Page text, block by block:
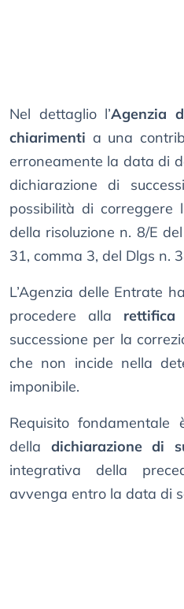
Nel dettaglio l’Agenzia
chiarimenti a una
erroneamente la data di
dichiarazione di
possibilità di correggere
della risoluzione n. 8/E
31, comma 3, del Dlgs n.
L’Agenzia delle Entrate
procedere alla rettifica
successione per la
che non incide nella
imponibile.
Requisito
della dichiarazione di
integrativa della
avvenga entro la data di